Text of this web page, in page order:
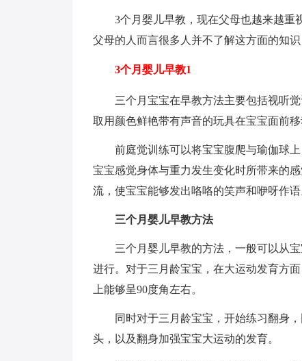
3个月婴儿早教，现在父母也越来越重
父母的人而言很多人并不了解这方面的知
3个月婴儿早教1
三个月宝宝在早教方法主要包括视听
取用颜色鲜艳带有声音的玩具在宝宝面前
前庭觉训练可以将宝宝腹爬与瑜伽球
宝宝感觉身体与重力发生变化时所带来的
流，使宝宝能够发出咯咯的笑声和咿呀作语
三个月婴儿早教方法
三个月婴儿早教的方法，一般可以从
进行。对于三月龄宝宝，在大运动发育方
上能够呈90度角左右。
同时对于三月龄宝宝，开始练习翻身
头，以及翻身加强宝宝大运动的发育。